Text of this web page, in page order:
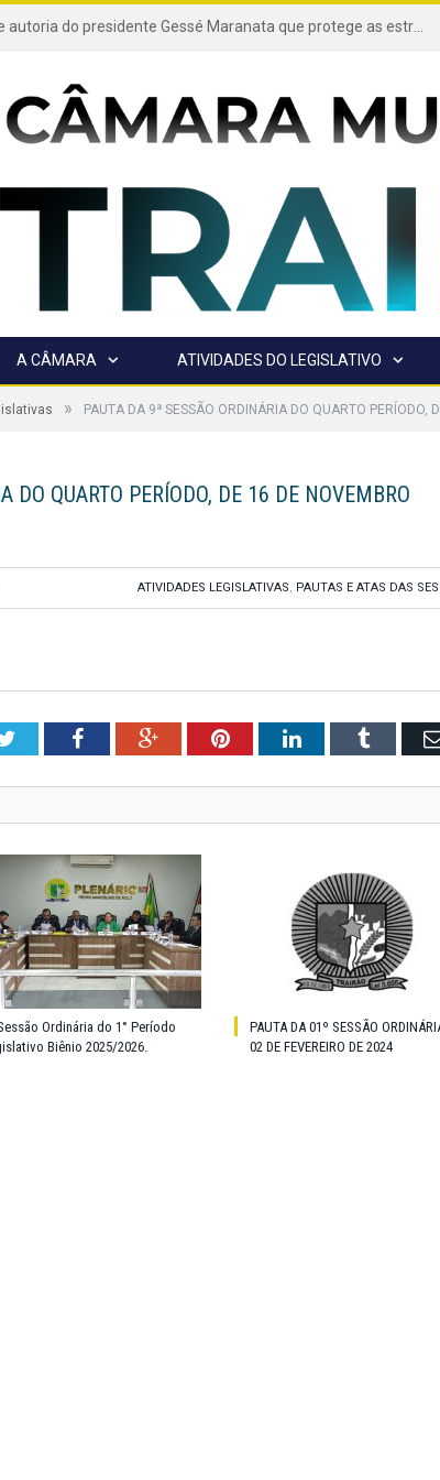
Projeto de autoria do presidente Gessé Maranata que protege as estradas vicinais de Trairão é transformado em lei
A CÂMARA ATIVIDADES DO LEGISLATIVO
» PAUTA DA 9ª SESSÃO ORDINÁRIA DO QUARTO PERÍODO,
DO QUARTO PERÍODO, DE 16 DE NOVEMBRO
ATIVIDADES LEGISLATIVAS, PAUTAS E ATAS DAS
TwitterFacebookGoogle+PinterestLinkedInTumblr
Ordinária do 1° Período
Biênio 2025/2026.
PAUTA DA 01º SESSÃO
02 DE FEVEREIRO DE 2024